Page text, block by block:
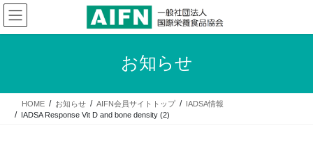
コ
ン
テ
ス
ナ
ビ
ゲ
ン
お知らせ
HOME お知らせ AIFN会員サイトトップ
IADSA情報
IADSA Response Vit D and bone density (2)